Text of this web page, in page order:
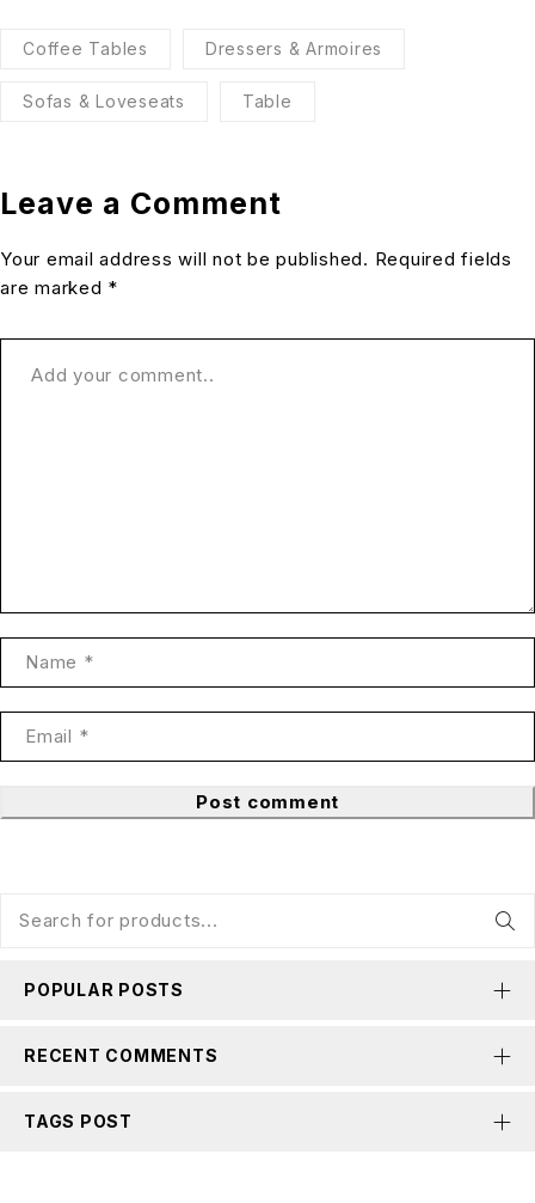
Coffee Tables Dressers & Armoires
Sofas & Loveseats Table
Leave a Comment
Your email address will not be published. Required fields
are marked *
Post comment
POPULAR POSTS
RECENT COMMENTS
TAGS POST